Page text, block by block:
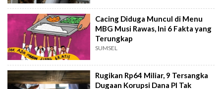
Cacing Diduga Muncul di Menu
MBG Musi Rawas, Ini 6 Fakta yang
Terungkap
SUMSEL
Rugikan Rp64 Miliar, 9 Tersangka
Dugaan Korupsi Dana PI Tak